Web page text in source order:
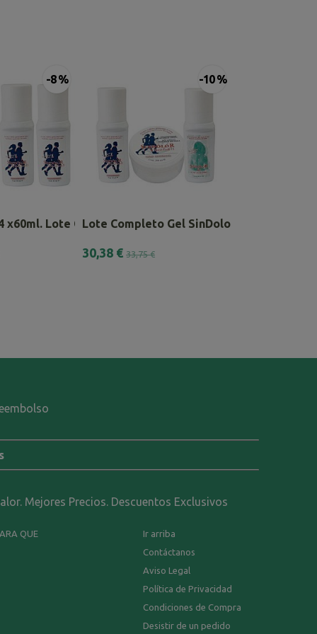
-8 %
x60ml. Lote Combinado
-10 %
Lote Completo Gel SinDolor
30,38 € 33,75 €
Mejores Precios. Descuentos Exclusivos
QUE
Ir arriba
Contáctanos
Aviso Legal
Política de Privacidad
Condiciones de Compra
Desistir de un pedido